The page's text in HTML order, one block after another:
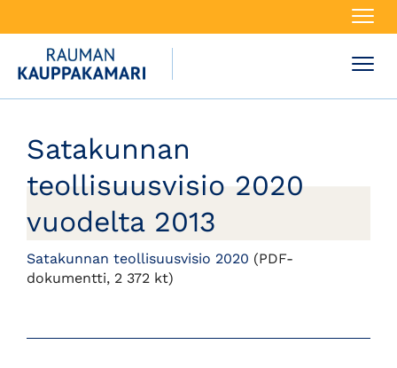
Satakunnan
teollisuusvisio 2020
vuodelta 2013
Satakunnan teollisuusvisio 2020 (PDF-
dokumentti, 2 372 kt)